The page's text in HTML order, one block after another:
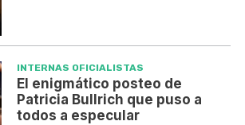
INTERNAS OFICIALISTAS
El enigmático posteo de
Patricia Bullrich que puso a
todos a especular